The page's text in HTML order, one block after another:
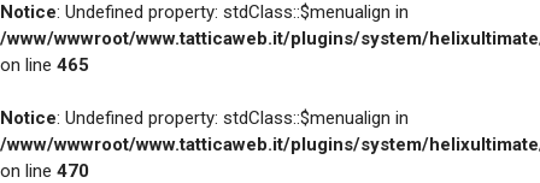
Notice: Undefined property: stdClass::$menualign in
/www/wwwroot/www.tatticaweb.it/plugins/system/
on line 465
Notice: Undefined property: stdClass::$menualign in
/www/wwwroot/www.tatticaweb.it/plugins/system/
on line 470